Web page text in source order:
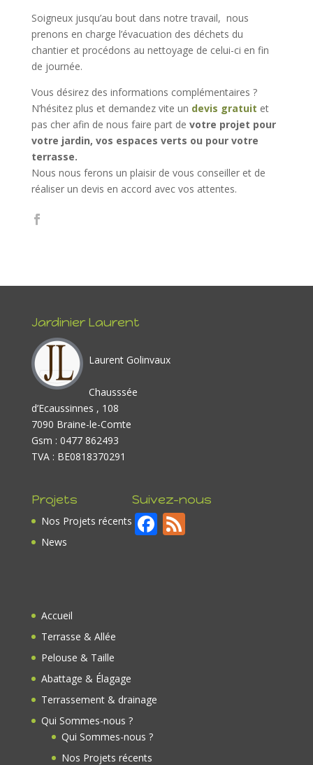
Soigneux jusqu’au bout dans notre travail, nous
prenons en charge l’évacuation des déchets du
chantier et procédons au nettoyage de celui-ci en fin
de journée.
Vous désirez des informations complémentaires ?
N’hésitez plus et demandez vite un devis gratuit et
pas cher afin de nous faire part de votre projet pour
votre jardin, vos espaces verts ou pour votre
terrasse.
Nous nous ferons un plaisir de vous conseiller et de
réaliser un devis en accord avec vos attentes.
Jardinier Laurent
Laurent Golinvaux
Chausssée
d’Ecaussinnes , 108
7090 Braine-le-Comte
Gsm : 0477 862493
TVA : BE0818370291
Projets
Nos Projets récents
News
Suivez-nous
F F
Accueil
Terrasse & Allée
Pelouse & Taille
Abattage & Élagage
Terrassement & drainage
Qui Sommes-nous ?
Qui Sommes-nous ?
Nos Projets récents